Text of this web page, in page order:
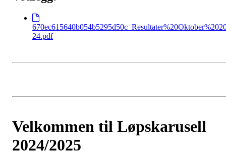
24.pdf
Velkommen til Løpskarusell
2024/2025